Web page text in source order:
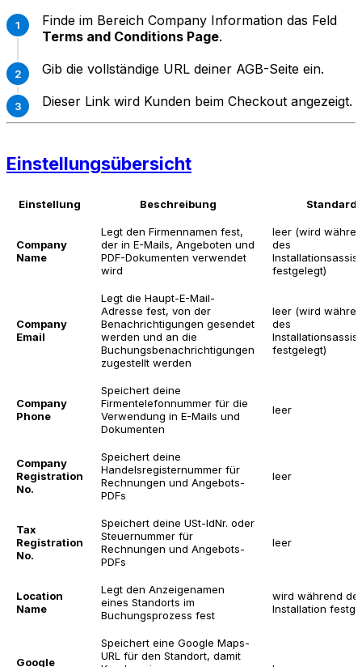
Finde im Bereich Company Information das Feld
Terms and Conditions Page.
Gib die vollständige URL deiner AGB-Seite ein.
Dieser Link wird Kunden beim Checkout angezeigt.
Einstellungsübersicht
Einstellung Beschreibung Standard
Company
Name
Legt den Firmennamen fest,
der in E-Mails, Angeboten und
PDF-Dokumenten verwendet
wird
leer (wird
des
festgelegt)
Company
Email
Legt die Haupt-E-Mail-
Adresse fest, von der
Benachrichtigungen gesendet
werden und an die
Buchungsbenachrichtigungen
zugestellt werden
leer (wird
des
festgelegt)
Company
Phone
Speichert deine
Firmentelefonnummer für die
Verwendung in E-Mails und
Dokumenten
leer
Company
Registration
No.
Speichert deine
Handelsregisternummer für
Rechnungen und Angebots-
PDFs
leer
Tax
Registration
No.
Speichert deine USt-IdNr. oder
Steuernummer für
Rechnungen und Angebots-
PDFs
leer
Location
Name
Legt den Anzeigenamen
eines Standorts im
Buchungsprozess fest
wird während der
Installation
Google
Speichert eine Google Maps-
URL für den Standort, damit